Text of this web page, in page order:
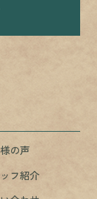
の声
フ紹介